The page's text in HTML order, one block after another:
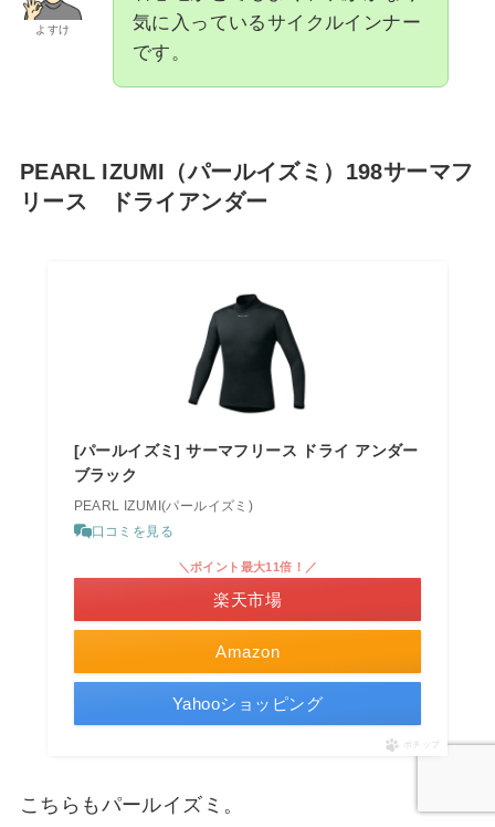
よすけ
気に入っているサイクルインナー
です。
PEARL IZUMI（パールイズミ）198サーマフ
リース ドライアンダー
[パールイズミ] サーマフリース ドライ アンダー
ブラック
PEARL IZUMI(パールイズミ)
口コミを見る
Amazon
＼ポイント最大11倍！／
楽天市場
Yahooショッピング
ポチップ
こちらもパールイズミ。